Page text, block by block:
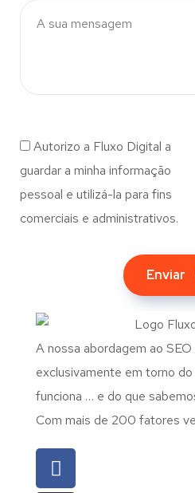
Autorizo a Fluxo Digital a
guardar a minha informação
pessoal e utilizá-la para fins
comerciais e administrativos.
Enviar
A nossa abordagem ao
exclusivamente em torno
funciona … e do que
Com mais de 200 fatores